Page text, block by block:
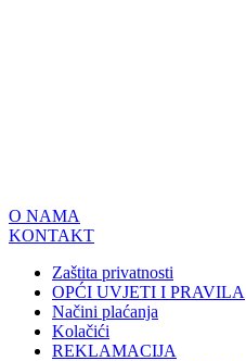
O NAMA
KONTAKT
Zaštita privatnosti
OPĆI UVJETI I PRAVILA
Načini plaćanja
Kolačići
REKLAMACIJA